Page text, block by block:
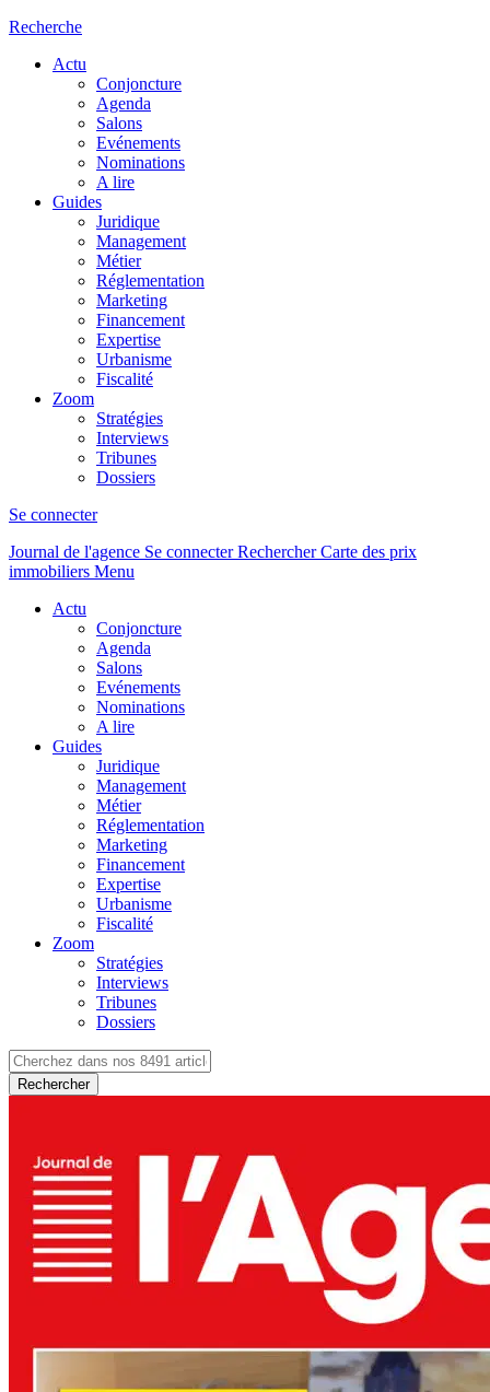
Recherche
Actu
Conjoncture
Agenda
Salons
Evénements
Nominations
A lire
Guides
Juridique
Management
Métier
Réglementation
Marketing
Financement
Expertise
Urbanisme
Fiscalité
Zoom
Stratégies
Interviews
Tribunes
Dossiers
Se connecter
Journal de l'agence Se connecterRechercher Carte des prix
immobiliers Menu
Actu
Conjoncture
Agenda
Salons
Evénements
Nominations
A lire
Guides
Juridique
Management
Métier
Réglementation
Marketing
Financement
Expertise
Urbanisme
Fiscalité
Zoom
Stratégies
Interviews
Tribunes
Dossiers
Rechercher